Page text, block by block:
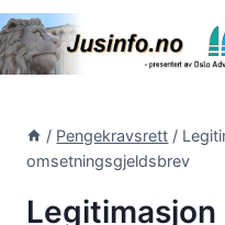
Skip
to
content
/ Pengekravsrett /
omsetningsgjeldsbrev